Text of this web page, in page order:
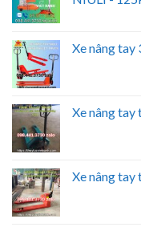
Xe nâng
Xe nâng
Xe nâng